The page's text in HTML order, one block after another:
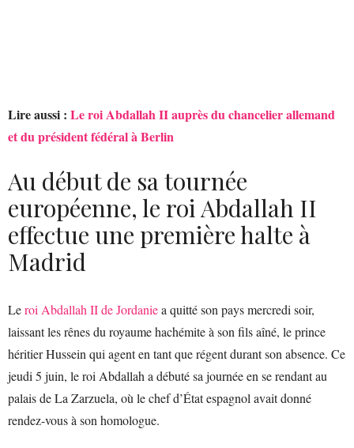
Lire aussi : Le roi Abdallah II auprès du chancelier allemand
et du président fédéral à Berlin
Au début de sa tournée
européenne, le roi Abdallah II
effectue une première halte à
Madrid
Leroi Abdallah II de Jordaniea quitté son pays mercredi soir,
laissant les rênes du royaume hachémite à son fils aîné, le prince
héritier Hussein qui agent en tant que régent durant son absence. Ce
jeudi 5 juin, le roi Abdallah a débuté sa journée en se rendant au
palais de La Zarzuela, où le chef d’État espagnol avait donné
rendez-vous à son homologue.